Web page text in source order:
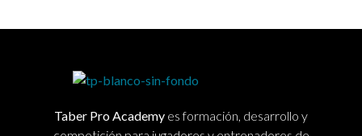
Taber Pro Academy es formación, desarrollo y